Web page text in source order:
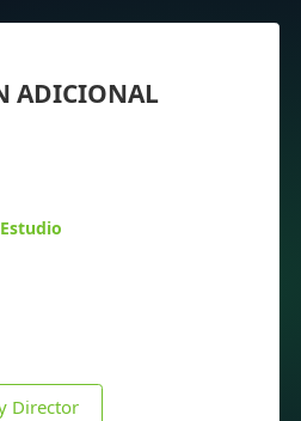
ADICIONAL
Director